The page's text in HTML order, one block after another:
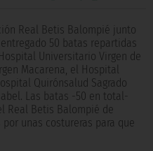
Real Betis Balompié junto
50 batas repartidas
Universitario Virgen de
Macarena, el Hospital
Quirónsalud Sagrado
Las batas -50 en total-
Real Betis Balompié de
unas costureras para que